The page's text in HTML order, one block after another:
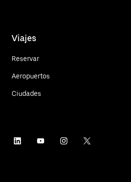
Viajes
Reservar
Aeropuertos
Ciudades